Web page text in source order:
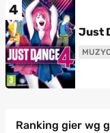
4
Just
Ranking gier wg